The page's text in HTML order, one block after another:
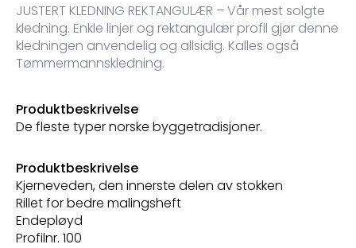
JUSTERT KLEDNING REKTANGULÆR – Vår mest solgte
kledning. Enkle linjer og rektangulær profil gjør denne
kledningen anvendelig og allsidig. Kalles også
Tømmermannskledning.
Produktbeskrivelse
De fleste typer norske byggetradisjoner.
Produktbeskrivelse
Kjerneveden, den innerste delen av stokken
Rillet for bedre malingsheft
Endepløyd
Profilnr. 100